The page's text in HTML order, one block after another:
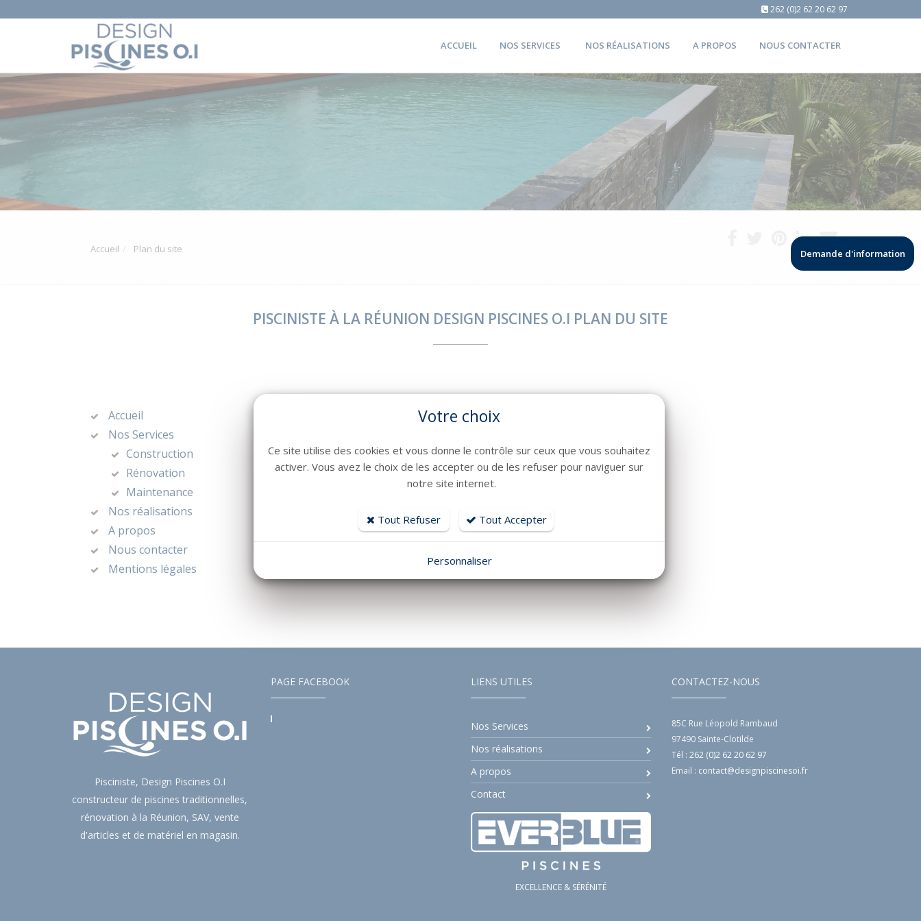
262 (0)2 62 20 62 97
ACCUEIL NOS SERVICES NOS RÉALISATIONS A PROPOS NOUS CONTACTER
Accueil Plan du site
PISCINISTE À LA RÉUNION DESIGN PISCINES O.I PLAN DU SITE
Accueil
Nos Services
Construction
Rénovation
Maintenance
Nos réalisations
A propos
Nous contacter
Mentions légales
Pisciniste, Design Piscines O.I
constructeur de piscines traditionnelles,
rénovation à la Réunion, SAV, vente
d'articles et de matériel en magasin.
PAGE FACEBOOK LIENS UTILES
Nos Services
Nos réalisations
A propos
Contact
EXCELLENCE & SÉRÉNITÉ
CONTACTEZ-NOUS
85C Rue Léopold Rambaud
97490 Sainte-Clotilde
Tél : 262 (0)2 62 20 62 97
Email : contact@designpiscinesoi.fr
Demande d'information
Votre choix
Ce site utilise des cookies et vous donne le contrôle sur ceux que vous souhaitez
activer. Vous avez le choix de les accepter ou de les refuser pour naviguer sur
notre site internet.
Tout Refuser Tout Accepter
Personnaliser